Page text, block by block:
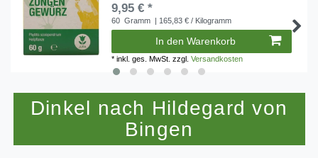
9,95 € *
60 Gramm | 165,83 € / Kilogramm
In den Warenkorb
*inkl. ges. MwSt. zzgl.Versandkosten
Dinkel nach Hildegard von
Bingen